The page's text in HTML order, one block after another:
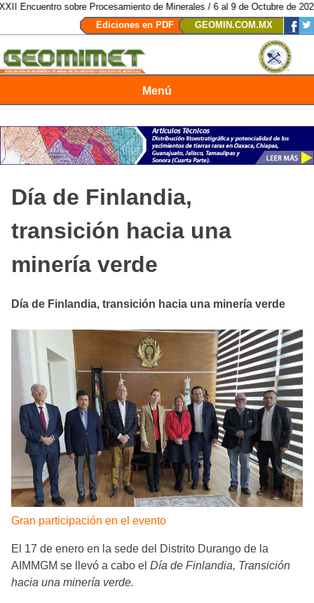
sobre Procesamiento de Minerales / 6 al 9 de Octubre de 2026 /
Ediciones en PDF
GEOMIN.COM.MX
Menú
Día de Finlandia,
transición hacia una
minería verde
Día de Finlandia, transición hacia una minería verde
Gran participación en el evento
El 17 de enero en la sede del Distrito Durango de la
AIMMGM se llevó a cabo el Día de Finlandia, Transición
hacia una minería verde.